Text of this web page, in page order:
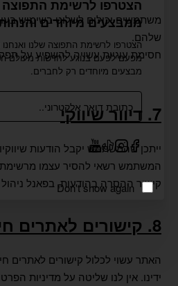
הצטרפו לרשימת התפוצה
ממבצעים מיוחדים
הצטרפו לרשימת התפוצה שלנו
מפעם לפעם בנוגע לחדשות מעולם
מבצעים מיוחדים רק לחברים.
כתובת
דואר
אלקטרוני..
Don't show again
משתמשים יכולים לשלוט בשימוש
שלהם.
חסימת עוגיות עשויה להשפיע על
7. דיוור שיווקי
ייתכן שהמשתמש יקבל הודעות
המשתמש רשאי להסיר עצמו מרשימת
קישור ההסרה בהודעות, בפאנל ניהול
8. קישורים לאתרים חיצוניים
האתר עשוי לכלול קישורים לאתרים
ידינו. אין לנו שליטה על מדיניות